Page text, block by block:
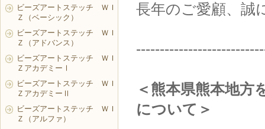
長年のご愛顧、誠
＜熊本県熊本地方
について＞
ビーズアートステッチ ＷＩ
Ｚ（ベーシック）
ビーズアートステッチ ＷＩ
Ｚ（アドバンス）
ビーズアートステッチ ＷＩ
ＺアカデミーⅠ
ビーズアートステッチ ＷＩ
ＺアカデミーⅡ
ビーズアートステッチ ＷＩ
Ｚ（アルファ）